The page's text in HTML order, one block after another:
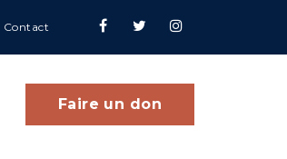
Contact
Faire un don